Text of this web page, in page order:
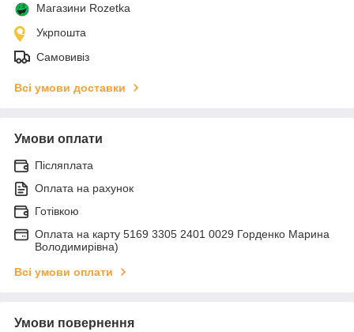
Магазини Rozetka
Укрпошта
Самовивіз
Всі умови доставки
Умови оплати
Післяплата
Оплата на рахунок
Готівкою
Оплата на карту 5169 3305 2401 0029 Горденко Марина
Володимирівна)
Всі умови оплати
Умови повернення